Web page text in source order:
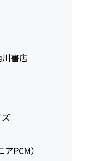
書店
PCM）